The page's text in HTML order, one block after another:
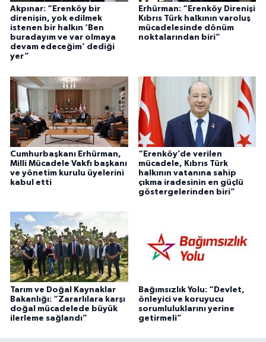
Akpınar: “Erenköy bir
direnişin, yok edilmek
istenen bir halkın ‘Ben
buradayım ve var olmaya
devam edeceğim’ dediği
yer”
Erhürman: “Erenköy Direnişi
Kıbrıs Türk halkının varoluş
mücadelesinde dönüm
noktalarından biri”
Cumhurbaşkanı Erhürman,
Milli Mücadele Vakfı başkanı
ve yönetim kurulu üyelerini
kabul etti
“Erenköy’de verilen
mücadele, Kıbrıs Türk
halkının vatanına sahip
çıkma iradesinin en güçlü
göstergelerinden biri”
Tarım ve Doğal Kaynaklar
Bakanlığı: “Zararlılara karşı
doğal mücadelede büyük
ilerleme sağlandı”
Bağımsızlık Yolu: “Devlet,
önleyici ve koruyucu
sorumluluklarını yerine
getirmeli”